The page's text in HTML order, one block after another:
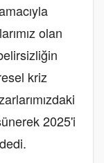
olan
kriz
2025'i